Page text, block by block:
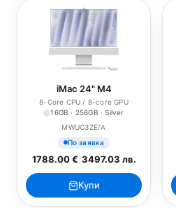
iMac 24" M4
8-Core CPU / 8-core GPU
16GB · 256GB · Silver
MWUC3ZE/A
По заявка
1788.00 €/3497.03 лв.
Купи